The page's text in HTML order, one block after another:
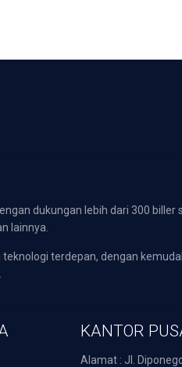
dukungan lebih dari 300 biller
lainnya.
terdepan, dengan
KANTOR
Alamat : Jl.